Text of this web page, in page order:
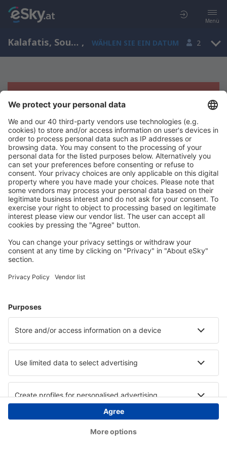
Menü
Kalafatis, South Aegean, Griechenland , WÄHLEN SIE EIN DATUM 2
Es tut uns leid, wir können keine
Ergebnisse aufzeigen
Bitte starten Sie Ihre Suche erneut mit anderen Suchkriterien.
Copyright © eSky.at. Alle Rechte vorbehalten.